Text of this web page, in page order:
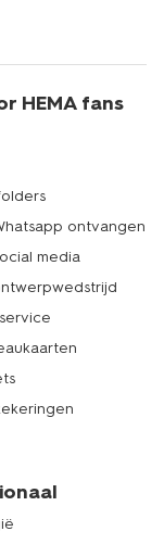
HEMA fans
ontvangen
media